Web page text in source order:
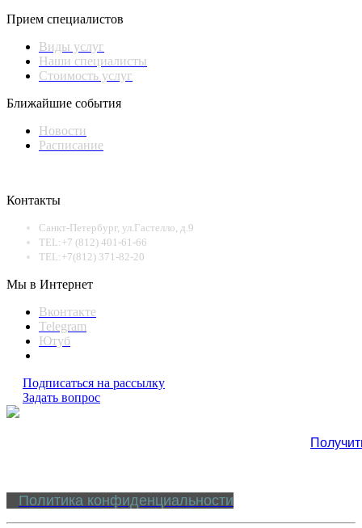
Прием специалистов
Виды услуг
Наши специалисты
Стоимость услуг
Ближайшие события
Новости
Расписание
Контакты
Санкт-Петербург, ул.Гастелло, д.9
TEL:+7 (812) 401-61-66
TEL:+7(812) 371-82-20
Мы в Интернет
Вконтакте
Telegram
Ютуб
Подписаться на рассылку
Задать вопрос
Политика конфиденциальности